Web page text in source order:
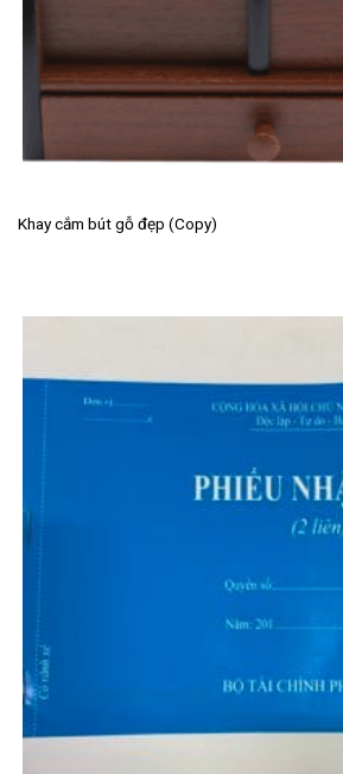
Khay cắm bút gỗ đẹp (Copy)